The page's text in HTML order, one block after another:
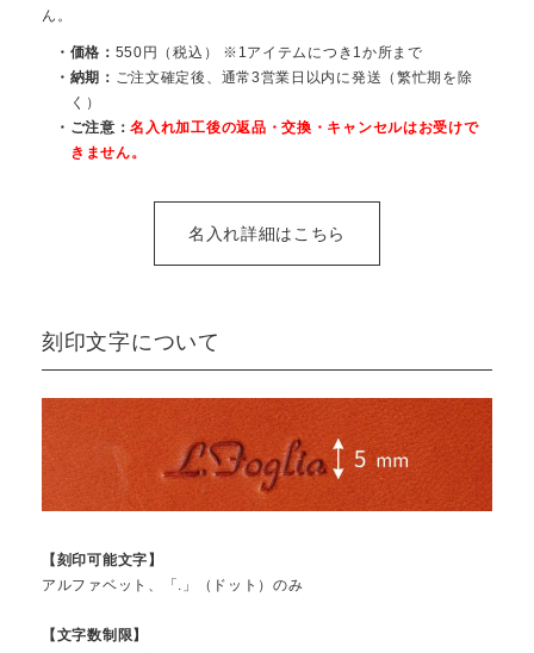
ん。
・価格： 550円（税込） ※1アイテムにつき1か所まで
・納期： ご注文確定後、通常3営業日以内に発送（繁忙期を除
く）
・ご注意：名入れ加工後の返品・交換・キャンセルはお受けで
きません。
名入れ詳細はこちら
刻印文字について
【刻印可能文字】
アルファベット、「.」（ドット）のみ
【文字数制限】